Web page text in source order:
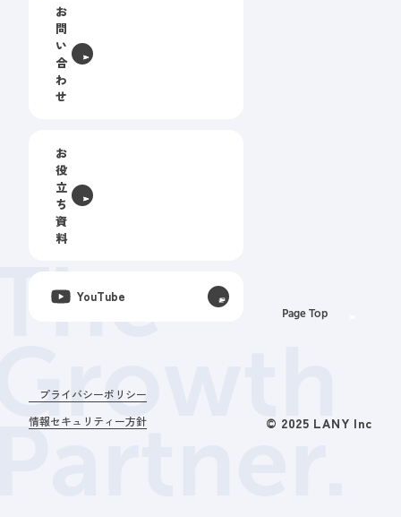
プライバシーポリシー
情報セキュリティー方針
© 2025 LANY Inc
お
問
い
合
わ
せ
お
役
立
ち
資
料
YouTube
Page Top